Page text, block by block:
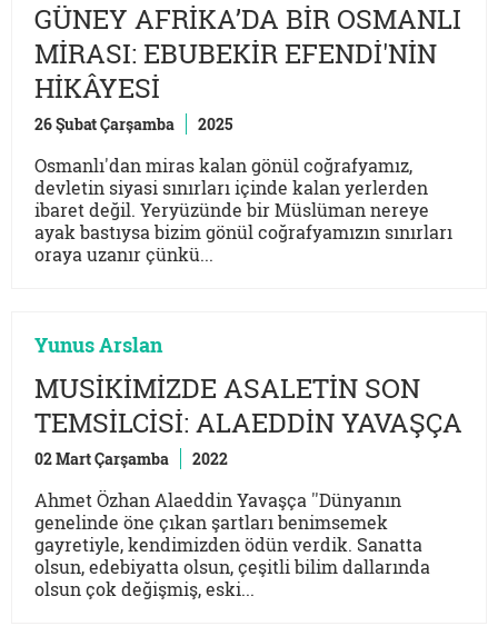
GÜNEY AFRİKA’DA BİR OSMANLI
MİRASI: EBUBEKİR EFENDİ'NİN
HİKÂYESİ
26 Şubat Çarşamba 2025
Osmanlı'dan miras kalan gönül coğrafyamız,
devletin siyasi sınırları içinde kalan yerlerden
ibaret değil. Yeryüzünde bir Müslüman nereye
ayak bastıysa bizim gönül coğrafyamızın sınırları
oraya uzanır çünkü...
Yunus Arslan
MUSİKİMİZDE ASALETİN SON
TEMSİLCİSİ: ALAEDDİN YAVAŞÇA
02 Mart Çarşamba 2022
Ahmet Özhan Alaeddin Yavaşça ''Dünyanın
genelinde öne çıkan şartları benimsemek
gayretiyle, kendimizden ödün verdik. Sanatta
olsun, edebiyatta olsun, çeşitli bilim dallarında
olsun çok değişmiş, eski...